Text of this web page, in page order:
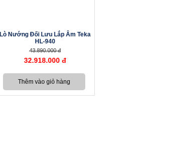
Lò Nướng Đối Lưu Lắp Âm Teka
HL-940
43.890.000 đ
32.918.000 đ